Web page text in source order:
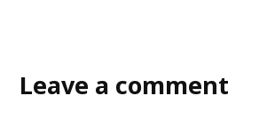
Leave a comment